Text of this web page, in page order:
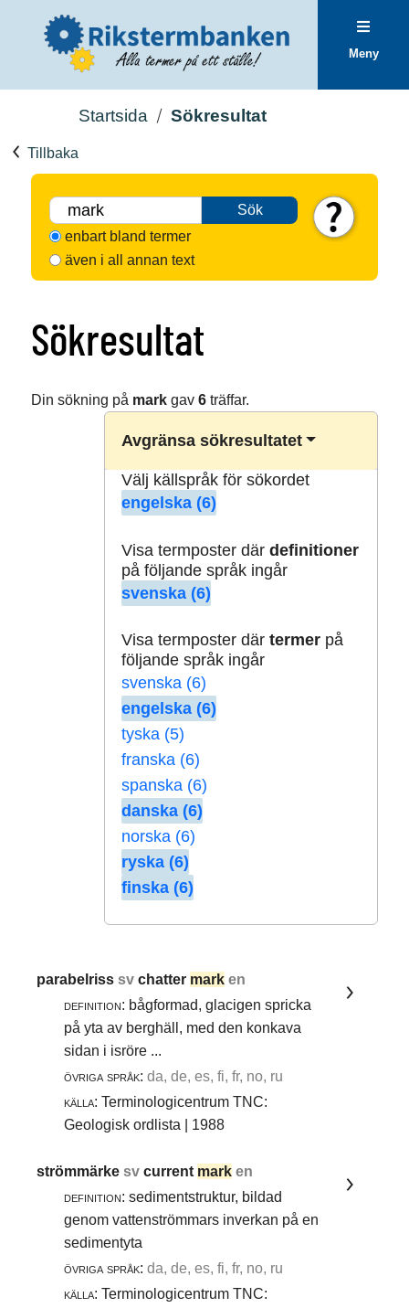
Meny
Startsida Sökresultat
Tillbaka
Sök
enbart bland termer
även i all annan text
Sökresultat
Din sökning på markgav 6träffar.
Avgränsa sökresultatet
Välj källspråk för sökordet
engelska (6)
Visa termposter där definitioner
på följande språk ingår
svenska (6)
Visa termposter där termerpå
följande språk ingår
svenska (6)
engelska (6)
tyska (5)
franska (6)
spanska (6)
danska (6)
norska (6)
ryska (6)
finska (6)
parabelrisssvchatter mark en
definition: bågformad, glacigen spricka
på yta av berghäll, med den konkava
sidan i isröre ...
övriga språk: da, de, es, fi, fr, no, ru
källa: Terminologicentrum TNC:
Geologisk ordlista | 1988
strömmärkesvcurrent mark en
definition: sedimentstruktur, bildad
genom vattenströmmars inverkan på en
sedimentyta
övriga språk: da, de, es, fi, fr, no, ru
källa: Terminologicentrum TNC: